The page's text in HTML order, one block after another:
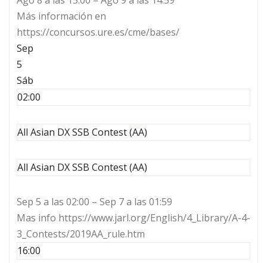
Más información en
https://concursos.ure.es/cme/bases/
Sep
5
Sáb
02:00
All Asian DX SSB Contest (AA)
All Asian DX SSB Contest (AA)
Sep 5 a las 02:00 – Sep 7 a las 01:59
Mas info https://www.jarl.org/English/4_Library/A-4-
3_Contests/2019AA_rule.htm
16:00